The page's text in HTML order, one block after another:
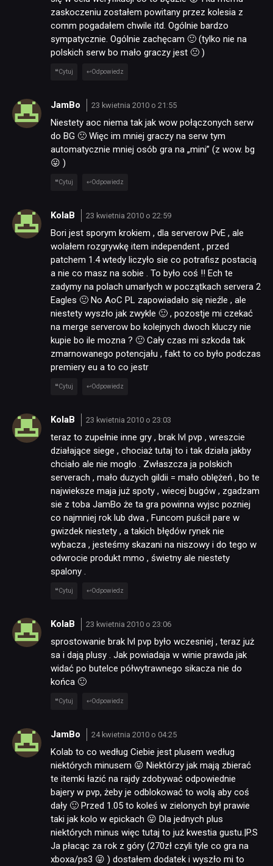
zaskoczeniu zostałem powitany przez kolesia z
comm pogadałem chwile itd. Ogólnie bardzo
sympatycznie. Ogólnie zachęcam 🙂 (tylko nie na
polskich serw bo mało graczy jest 🙁 )
Cytuj Odpowiedz
JamBo 23 kwietnia 2010 o 21:55
Niestety aoc niema tak jak wow połączonych serw
do BG 🙁 Więc im mniej graczy na serw tym
automatycznie mniej osób gra na „mini” (z wow. bg
😛 )
Cytuj Odpowiedz
KolaB 23 kwietnia 2010 o 22:59
Bori jest sporym krokiem , dla serverow PvE , ale
wolałem rozgrywkę item independent , przed
patchem 1.4 wtedy liczyło sie co potrafisz postacią
a nie co masz na sobie . To było coś !! Ech te
zadymy na polach umarłych w początkach servera 2
Eagles 🙂 No AoC PL zapowiadało się nieźle , ale
niestety wyszło jak zwykle 🙂 , pozostje mi czekać
na merge serverow bo kolejnych dwoch kluczy nie
kupie bo ile mozna ? 🙂 Cały czas mi szkoda tak
zmarnowanego potencjału , fakt to co było podczas
premiery eu a to co jestr
Cytuj Odpowiedz
KolaB 23 kwietnia 2010 o 23:03
teraz to zupełnie inne gry , brak lvl pvp , wreszcie
działające siege , chociaż tutaj to i tak działa jakby
chciało ale nie mogło . Zwłaszcza ja polskich
serverach , mało duzych gildii = mało oblężeń , bo te
najwieksze maja już spoty , wiecej bugów , zgadzam
sie z toba JamBo że ta gra powinna wyjsc pozniej
co najmniej rok lub dwa , Funcom puścił pare w
gwizdek niestety , a takich błędów rynek nie
wybacza , jesteśmy skazani na niszowy i do tego w
odwrocie produkt mmo , świetny ale niestety
spalony .
Cytuj Odpowiedz
KolaB 23 kwietnia 2010 o 23:06
sprostowanie brak lvl pvp było wczesniej , teraz już
sa i dają plusy . Jak powiadaja w winie prawda jak
widać po butelce półwytrawnego sikacza nie do
końca 🙂
Cytuj Odpowiedz
JamBo 24 kwietnia 2010 o 04:25
Kolab to co według Ciebie jest plusem według
niektórych minusem 😛 Niektórzy jak mają zbierać
te itemki łazić na rajdy zdobywać odpowiednie
bajery w pvp, żeby je odblokować to wolą aby coś
dały 🙂 Przed 1.05 to koleś w zielonych był prawie
taki jak kolo w epickach 😛 Dla jednych plus
niektórych minus więc tutaj to już kwestia gustu.|P.S
Ja płacąc za rok z góry (270zł czyli tyle co gra na
xboxa/ps3 😛 ) dostałem dodatek i wyszło mi to